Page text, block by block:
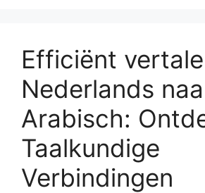
Efficiënt
Nederlands
Arabisch:
Taalkundige
Verbindingen